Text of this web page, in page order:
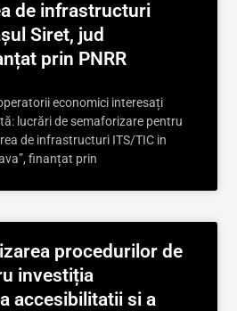
de infrastructuri
Siret, jud
prin PNRR
economici interesați
lucrări de semaforizare pentru
de infrastructuri ITS/TIC in
finanțat prin
procedurilor de
investiția
accesibilitatii si a